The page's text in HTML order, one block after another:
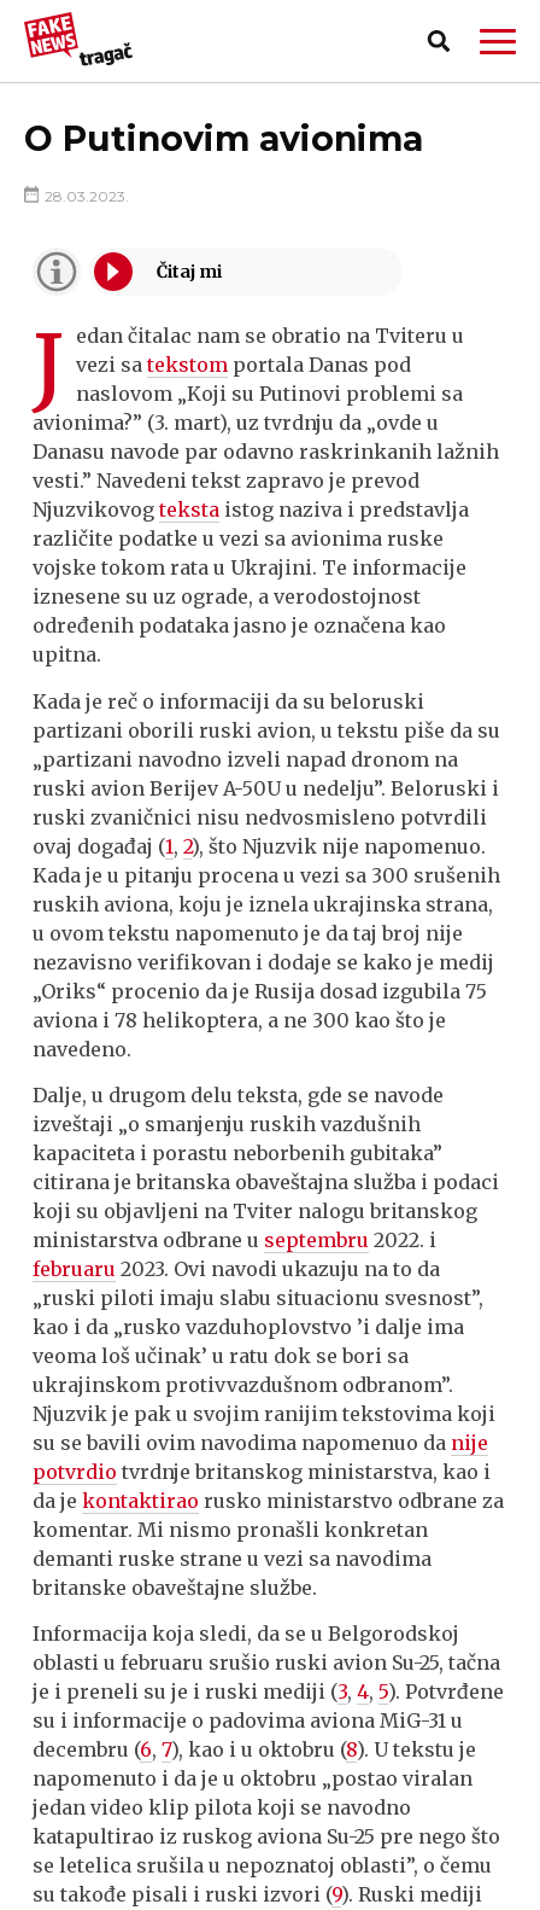
PRIJAVI LAŽNU VEST!
O Putinovim avionima
28.03.2023.
J
edan čitalac nam se obratio na Tviteru u
vezi satekstom portala Danas pod
naslovom „Koji su Putinovi problemi sa
avionima?” (3. mart), uz tvrdnju da „ovde u
Danasu navode par odavno raskrinkanih lažnih
vesti.” Navedeni tekst zapravo je prevod
Njuzvikovogteksta istog naziva i predstavlja
različite podatke u vezi sa avionima ruske
vojske tokom rata u Ukrajini. Te informacije
iznesene su uz ograde, a verodostojnost
određenih podataka jasno je označena kao
upitna.
Kada je reč o informaciji da su beloruski
partizani oborili ruski avion, u tekstu piše da su
„partizani navodno izveli napad dronom na
ruski avion Berijev A-50U u nedelju”. Beloruski i
ruski zvaničnici nisu nedvosmisleno potvrdili
ovaj događaj (1,2), što Njuzvik nije napomenuo.
Kada je u pitanju procena u vezi sa 300 srušenih
ruskih aviona, koju je iznela ukrajinska strana,
u ovom tekstu napomenuto je da taj broj nije
nezavisno verifikovan i dodaje se kako je medij
„Oriks“ procenio da je Rusija dosad izgubila 75
aviona i 78 helikoptera, a ne 300 kao što je
navedeno.
Dalje, u drugom delu teksta, gde se navode
izveštaji „o smanjenju ruskih vazdušnih
kapaciteta i porastu neborbenih gubitaka”
citirana je britanska obaveštajna služba i podaci
koji su objavljeni na Tviter nalogu britanskog
ministarstva odbrane u septembru 2022. i
februaru 2023. Ovi navodi ukazuju na to da
„ruski piloti imaju slabu situacionu svesnost”,
kao i da „rusko vazduhoplovstvo ’i dalje ima
veoma loš učinak’ u ratu dok se bori sa
ukrajinskom protivvazdušnom odbranom”.
Njuzvik je pak u svojim ranijim tekstovima koji
su se bavili ovim navodima napomenuo da nije
potvrdio tvrdnje britanskog ministarstva, kao i
da jekontaktirao rusko ministarstvo odbrane za
komentar. Mi nismo pronašli konkretan
demanti ruske strane u vezi sa navodima
britanske obaveštajne službe.
Informacija koja sledi, da se u Belgorodskoj
oblasti u februaru srušio ruski avion Su-25, tačna
je i preneli su je i ruski mediji (3,4,5). Potvrđene
su i informacije o padovima aviona MiG-31 u
decembru (6,7), kao i u oktobru (8). U tekstu je
napomenuto i da je u oktobru „postao viralan
jedan video klip pilota koji se navodno
katapultirao iz ruskog aviona Su-25 pre nego što
se letelica srušila u nepoznatoj oblasti”, o čemu
su takođe pisali i ruski izvori (9). Ruski mediji